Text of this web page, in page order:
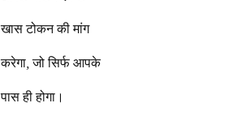
खास टोकन की मांग
करेगा, जो सिर्फ आपके
पास ही होगा।